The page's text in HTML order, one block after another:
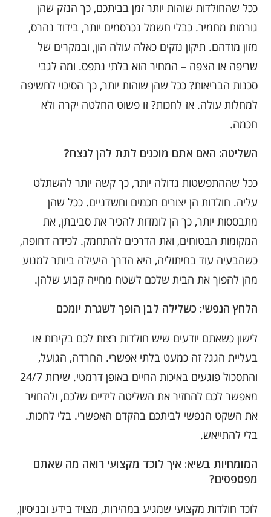
ככל שהחולדות שוהות יותר זמן בביתכם, כך הנזק שהן
גורמות מחמיר. כבלי חשמל נכרסמים יותר, בידוד נהרס,
מזון מזדהם. תיקון נזקים כאלה עולה הון, ובמקרים של
שריפה או הצפה – המחיר הוא בלתי נתפס. ומה לגבי
סכנות הבריאות? ככל שהן שוהות יותר, כך הסיכוי לחשיפה
למחלות עולה. אז לחכות? זו פשוט החלטה יקרה ולא
חכמה.
השליטה: האם אתם מוכנים לתת להן לנצח?
ככל שההתפשטות גדולה יותר, כך קשה יותר להשתלט
עליה. חולדות הן יצורים חכמים וחשדניים. ככל שהן
מתבססות יותר, כך הן לומדות להכיר את סביבתן, את
המקומות הבטוחים, ואת הדרכים להתחמק. לכידה דחופה,
כשהבעיה עוד בחיתוליה, היא הדרך היעילה ביותר למנוע
מהן להפוך את הבית שלכם לשטח מחייה קבוע שלהן.
הלחץ הנפשי: כשלילה לבן הופך לשגרת יומכם
לישון כשאתם יודעים שיש חולדות רצות לכם בקירות או
בעליית הגג? זה כמעט בלתי אפשרי. החרדה, הגועל,
והתסכול פוגעים באיכות החיים באופן דרמטי. שירות 24/7
מאפשר לכם להחזיר את השליטה לידיים שלכם, ולהחזיר
את השקט הנפשי לביתכם בהקדם האפשרי. בלי לחכות.
בלי להתייאש.
המומחיות בשיא: איך לוכד מקצועי רואה מה שאתם
מפספסים?
לוכד חולדות מקצועי שמגיע במהירות, מצויד בידע ובניסיון,